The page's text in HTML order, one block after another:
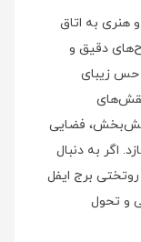
هنری به اتاق
دقیق و
حس زیبای
فضایی
اگر به دنبال
برج ایفل
و تحول